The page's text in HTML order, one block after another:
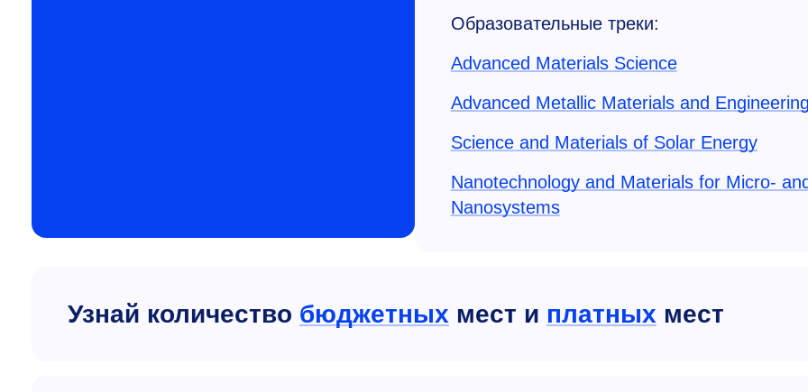
Образовательные треки:
Advanced Materials Science
Advanced Metallic Materials and Engineering
Science and Materials of Solar Energy
Nanotechnology and Materials for Micro- and
Nanosystems
Узнай количество бюджетных мест и платных мест